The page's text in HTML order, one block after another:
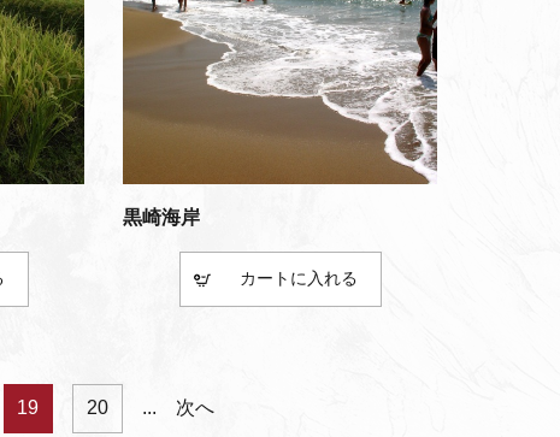
黒崎海岸
カート
19 20 ... 次へ